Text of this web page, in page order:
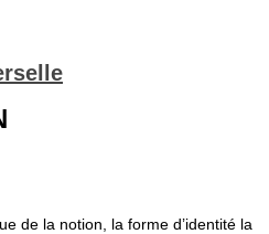
de la notion, la forme d’identité la